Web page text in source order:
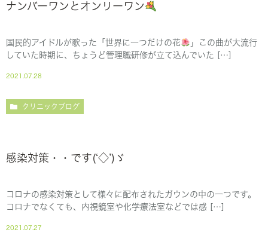
ナンバーワンとオンリーワン
国民的アイドルが歌った「世界に一つだけの花
」この曲が大流行
していた時期に、ちょうど管理職研修が立て込んでいた […]
2021.07.28
クリニックブログ
感染対策・・です(‘◇’)ゞ
コロナの感染対策として様々に配布されたガウンの中の一つです。
コロナでなくても、内視鏡室や化学療法室などでは感 […]
2021.07.27